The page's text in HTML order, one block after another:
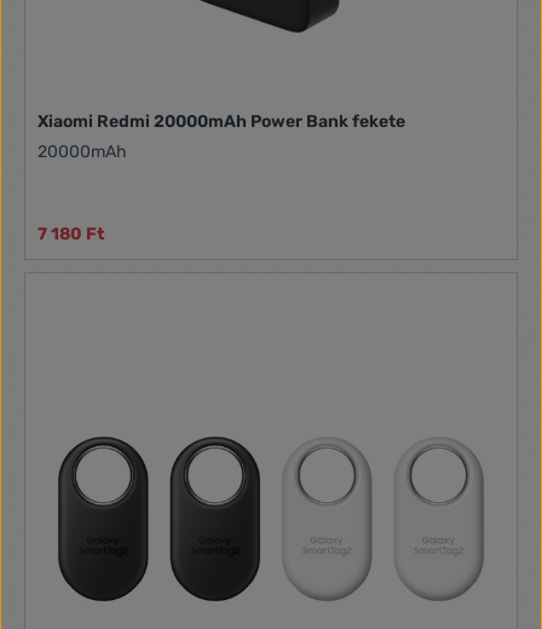
Xiaomi Redmi 20000mAh Power Bank fekete
20000mAh
7 180 Ft